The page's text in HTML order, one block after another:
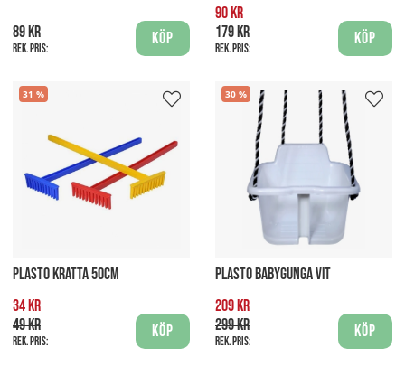
89 kr
Rek. pris:
Köp
90 kr
179 kr
Rek. pris:
Köp
31
PLASTO KRATTA 50CM
34 kr
49 kr
Rek. pris:
Köp
30
PLASTO BABYGUNGA VIT
209 kr
299 kr
Rek. pris:
Köp